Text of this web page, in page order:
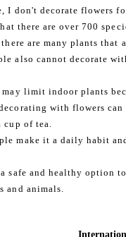
I don't decorate flowers
there are over 700
are many plants that
also cannot decorate
may limit indoor plants
with flowers
of tea.
make it a daily habit
safe and healthy option
and animals.